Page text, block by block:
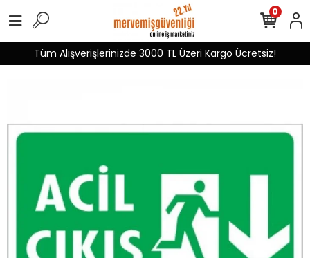
Tüm Alışverişlerinizde 3000 TL Üzeri Kargo Ücretsiz!
0